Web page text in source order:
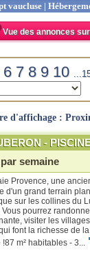
|
des annonces sur
6 7 8 9 10
d'affichage :
-
semaine
Provence, une
d'un grand terrain
sur les collines du
Vous pourrez
visiter les
font la richesse de
m² habitables - 3...